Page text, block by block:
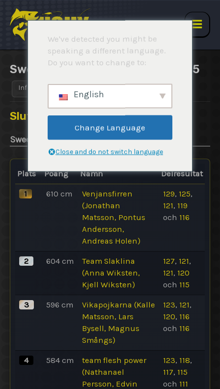
innehåll
Main
Swedish Ice Pike Open 2024-2025
Info Regler Resultat Rapporter
Slutresultat
Swedish Ice Pike Open 2024-2025
Plats Poäng Namn Delresultat
1 610 cm
Venjansfirren
(Jonathan
Matsson, Pontus
Andersson,
Andreas Holen)
129, 125,
121, 119
och 116
2 604 cm
Team Slaklina
(Anna Wiksten,
Kjell Wiksten)
127, 121,
121, 120
och 115
3 596 cm
Vikapojkarna (Kalle
Matsson, Lars
Bysell, Magnus
Smångs)
123, 121,
120, 116
och 116
4 584 cm
team flesh power
(Nathanael
Persson, Edvin
123, 118,
117, 115
och 111
We've detected you might be
speaking a different language.
Do you want to change to:
English
Change Language
Close and do not switch language